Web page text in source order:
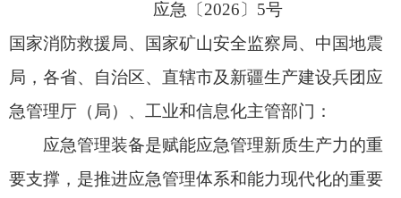
要支撑，是推进应急管理体系和能力现代化的重要
保障，是发展安全应急装备战略性新兴产业的重要
内容。为加快应急管理装备创新发展，强化应急管
展，制定本指导意见。
一、总体要求
坚持以习近平新时代中国特色社会主义思想为